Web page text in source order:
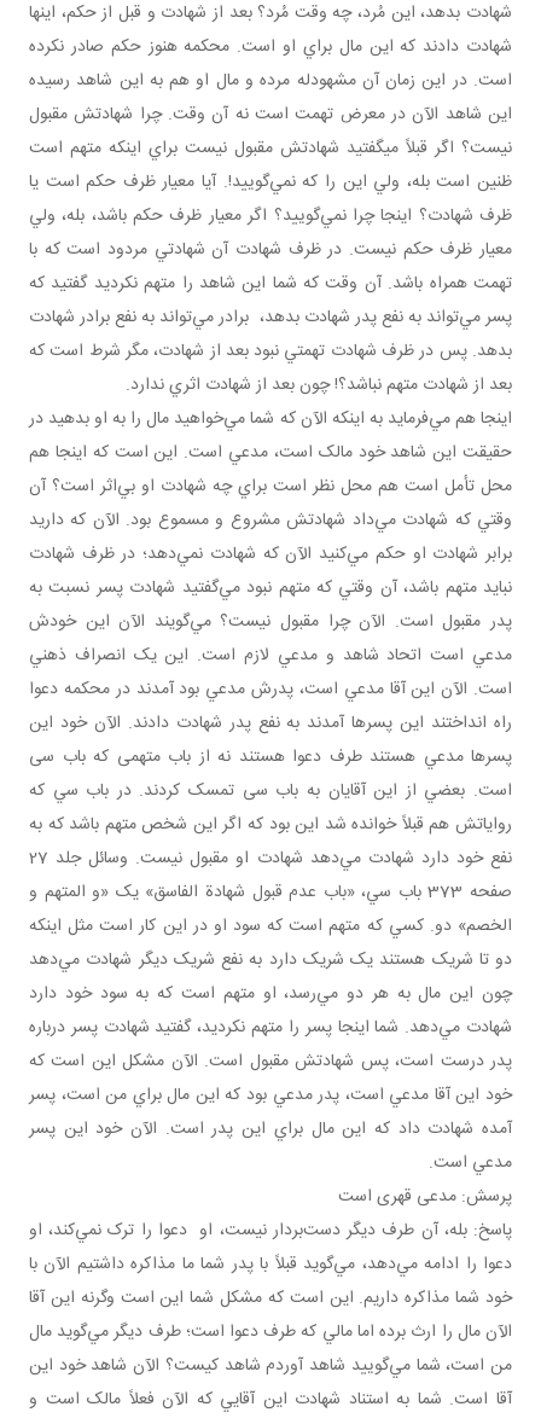
شهادت بدهد، اين مُرد، چه وقت مُرد؟ بعد از شهادت و قبل از حکم، اينها
شهادت دادند که اين مال براي او است. محکمه هنوز حکم صادر نکرده
است. در اين زمان آن مشهودله مرده و مال او هم به اين شاهد رسيده
اين شاهد الآن در معرض تهمت است نه آن وقت. چرا شهادتش مقبول
نيست؟ اگر قبلاً می­گفتيد شهادتش مقبول نيست براي اينکه متهم است
ظنين است بله، ولي اين را که نمي‌گوييد!. آيا معيار ظرف حکم است يا
ظرف شهادت؟ اينجا چرا نمي‌گوييد؟ اگر معيار ظرف حکم باشد، بله، ولي
معيار ظرف حکم نيست. در ظرف شهادت آن شهادتي مردود است که با
تهمت همراه باشد. آن وقت که شما اين شاهد را متهم نکرديد گفتيد که
پسر مي‌تواند به نفع پدر شهادت بدهد، برادر مي‌تواند به نفع برادر شهادت
بدهد. پس در ظرف شهادت تهمتي نبود بعد از شهادت، مگر شرط است که
بعد از شهادت متهم نباشد؟! چون بعد از شهادت اثري ندارد.
اينجا هم مي‌فرمايد به اينکه الآن که شما مي‌خواهيد مال را به او بدهيد در
حقيقت اين شاهد خود مالک است، مدعي است. اين است که اينجا هم
محل تأمل است هم محل نظر است براي چه شهادت او بي‌اثر است؟ آن
وقتي که شهادت مي‌داد شهادتش مشروع و مسموع بود. الآن که داريد
برابر شهادت او حکم مي‌کنيد الآن که شهادت نمي‌دهد؛ در ظرف شهادت
نبايد متهم باشد، آن وقتي که متهم نبود مي‌گفتيد شهادت پسر نسبت به
پدر مقبول است. الآن چرا مقبول نيست؟ مي‌گويند الآن اين خودش
مدعي است اتحاد شاهد و مدعي لازم است. اين يک انصراف ذهني
است. الآن اين آقا مدعي است، پدرش مدعي بود آمدند در محکمه دعوا
راه انداختند اين پسرها آمدند به نفع پدر شهادت دادند. الآن خود اين
پسرها مدعي‌ هستند طرف دعوا هستند نه از باب متهمی که باب سی
است. بعضي از اين آقايان به باب سی تمسک کردند. در باب سي که
رواياتش هم قبلاً خوانده شد اين بود که اگر اين شخص متهم باشد که به
نفع خود دارد شهادت مي‌دهد شهادت او مقبول نيست. وسائل جلد 27
صفحه 373 باب سي، «باب عدم قبول شهادة الفاسق» يک «و المتهم و
الخصم» دو. کسي که متهم است که سود او در اين کار است مثل اينکه
دو تا شريک‌ هستند يک شريک دارد به نفع شريک ديگر شهادت مي‌دهد
چون اين مال به هر دو مي‌رسد، او متهم است که به سود خود دارد
شهادت مي‌دهد. شما اينجا پسر را متهم نکرديد، گفتيد شهادت پسر درباره
پدر درست است، پس شهادتش مقبول است. الآن مشکل اين است که
خود اين آقا مدعي است، پدر مدعي بود که اين مال براي من است، پسر
آمده شهادت داد که اين مال براي اين پدر است. الآن خود اين پسر
مدعي است.
پرسش: مدعی قهری است
پاسخ: بله، آن طرف ديگر دست‌بردار نيست، او دعوا را ترک نمي‌کند، او
دعوا را ادامه مي‌دهد، مي‌گويد قبلاً با پدر شما ما مذاکره داشتيم الآن با
خود شما مذاکره داريم. اين است که مشکل شما اين است وگرنه اين آقا
الآن مال را ارث برده اما مالي که طرف دعوا است؛ طرف ديگر مي‌گويد مال
من است، شما مي‌گوييد شاهد آوردم شاهد کيست؟ الآن شاهد خود اين
آقا است. شما به استناد شهادت اين آقايي که الآن فعلاً مالک است و